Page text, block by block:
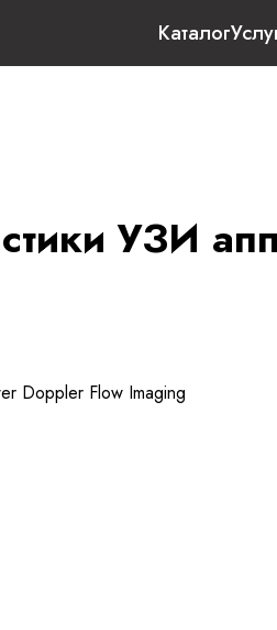
Каталог
УЗИ
Doppler Flow Imaging